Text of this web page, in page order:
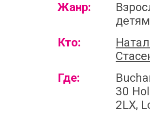
Жанр:
детям
Кто:
Где:
30
2LX,